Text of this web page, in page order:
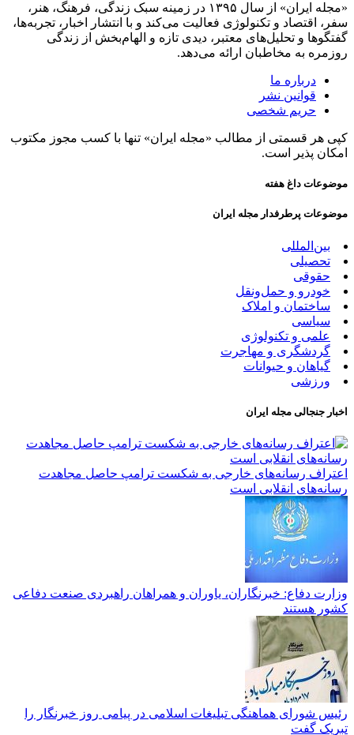
«مجله ایران» از سال ۱۳۹۵ در زمینه سبک زندگی، فرهنگ، هنر،
سفر، اقتصاد و تکنولوژی فعالیت می‌کند و با انتشار اخبار، تجربه‌ها،
گفتگوها و تحلیل‌های معتبر، دیدی تازه و الهام‌بخش از زندگی
روزمره به مخاطبان ارائه می‌دهد.
درباره ما
قوانین نشر
حریم شخصی
کپی هر قسمتی از مطالب «مجله ایران» تنها با کسب مجوز مکتوب
امکان پذیر است.
موضوعات داغ هفته
موضوعات پرطرفدار مجله ایران
بین‌المللی
تحصیلی
حقوقی
خودرو و حمل‌و‌نقل
ساختمان و املاک
سیاسی
علمی و تکنولوژی
گردشگری و مهاجرت
گیاهان و حیوانات
ورزشی
اخبار جنجالی مجله ایران
اعتراف رسانه‌های خارجی به شکست ترامپ حاصل مجاهدت
رسانه‌های انقلابی است
وزارت دفاع: خبرنگاران، یاوران و همراهان راهبردی صنعت دفاعی
کشور هستند
رئیس شورای هماهنگی تبلیغات اسلامی در پیامی روز خبرنگار را
تبریک گفت